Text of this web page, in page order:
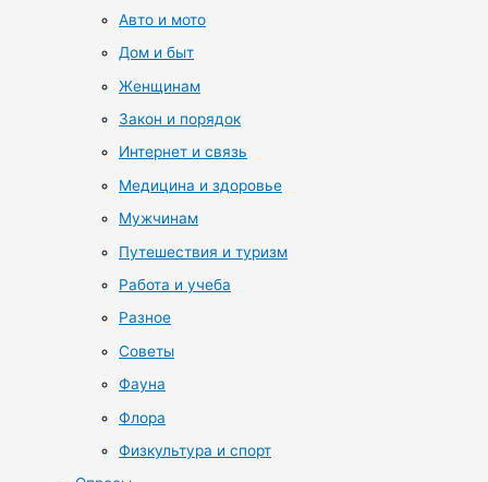
Авто и мото
Дом и быт
Женщинам
Закон и порядок
Интернет и связь
Медицина и здоровье
Мужчинам
Путешествия и туризм
Работа и учеба
Разное
Советы
Фауна
Флора
Физкультура и спорт